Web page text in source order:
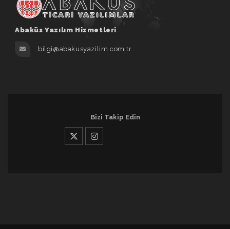
Abaküs Yazılım Hizmetleri
bilgi@abakusyazilim.com.tr
Bizi Takip Edin